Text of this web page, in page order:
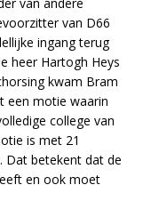
van D66
ingang terug
heer Hartogh Heys
kwam Bram
een motie waarin
college van
is met 21
Dat betekent dat de
en ook moet